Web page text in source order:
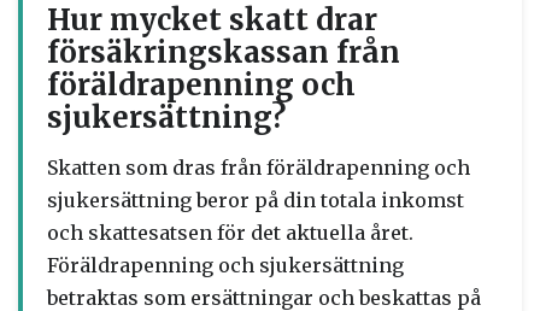
Hur mycket skatt drar
försäkringskassan från
föräldrapenning och
sjukersättning?
Skatten som dras från föräldrapenning och
sjukersättning beror på din totala inkomst
och skattesatsen för det aktuella året.
Föräldrapenning och sjukersättning
betraktas som ersättningar och beskattas på